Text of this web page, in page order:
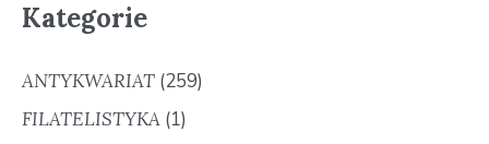
Kategorie
ANTYKWARIAT (259)
FILATELISTYKA (1)